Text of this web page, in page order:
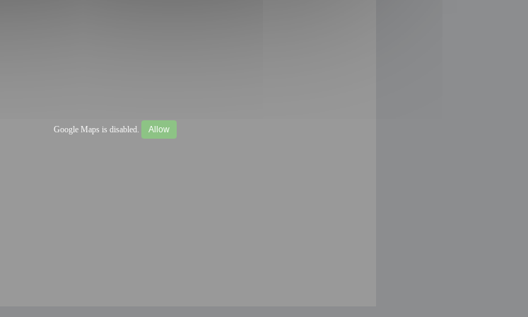
Google Maps is disabled. Allow